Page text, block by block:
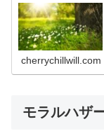
cherrychillwill.com
モラルハザ